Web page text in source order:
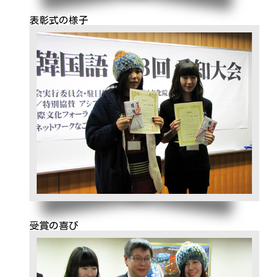
表彰式の様子
受賞の喜び